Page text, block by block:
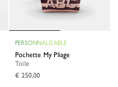
PERSONNALISABLE
Pochette My Pliage
Toile
€ 250,00